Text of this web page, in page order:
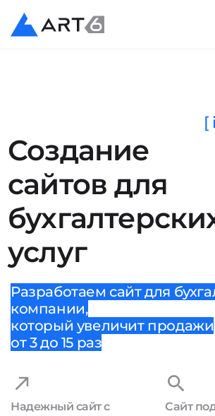
Создание
сайтов для
услуг
[
Разработаем сайт для
компании,
который увеличит продажи
от 3 до 15 раз
Надежный сайт с
Сайт